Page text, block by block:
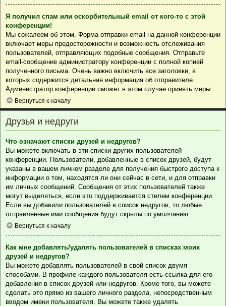
Я получил спам или оскорбительный email от кого-то с этой
конференции!
Мы сожалеем об этом. Форма отправки email на данной конференции
включает меры предосторожности и возможность отслеживания
пользователей, отправляющих подобные сообщения. Отправьте
email-сообщение администратору конференции с полной копией
полученного письма. Очень важно включить все заголовки, в
которых содержится детальная информация об отправителе.
Администратор конференции сможет в этом случае принять меры.
Вернуться к началу
Друзья и недруги
Что означают списки друзей и недругов?
Вы можете включать в эти списки других пользователей
конференции. Пользователи, добавленные в список друзей, будут
указаны в вашем личном разделе для получения быстрого доступа к
информации о том, находятся ли они сейчас в сети, и для отправки
им личных сообщений. Сообщения от этих пользователей также
могут выделяться, если это поддерживается стилем конференции.
Если вы добавили пользователей в список недругов, то любые
отправленные ими сообщения будут скрыты по умолчанию.
Вернуться к началу
Как мне добавлять/удалять пользователей в списках моих
друзей и недругов?
Вы можете добавлять пользователей в свой список двумя
способами. В профиле каждого пользователя есть ссылка для его
добавления в список друзей или недругов. Кроме того, вы можете
сделать это прямо из вашего личного раздела, непосредственным
вводом имени пользователя. Вы можете также удалять